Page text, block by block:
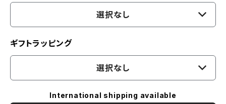
選択なし
ギフトラッピング
選択なし
International shipping available